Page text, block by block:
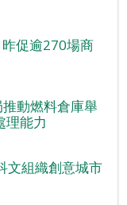
促逾270場商
動燃料倉庫舉
理能力
文組織創意城市